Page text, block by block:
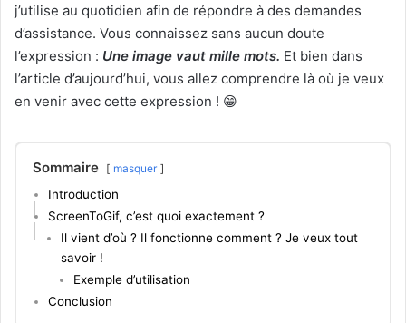
j’utilise au quotidien afin de répondre à des demandes
d’assistance. Vous connaissez sans aucun doute
l’expression : Une image vaut mille mots. Et bien dans
l’article d’aujourd’hui, vous allez comprendre là où je veux
en venir avec cette expression ! 😁
Sommaire masquer
Introduction
ScreenToGif, c’est quoi exactement ?
Il vient d’où ? Il fonctionne comment ? Je veux tout
savoir !
Exemple d’utilisation
Conclusion